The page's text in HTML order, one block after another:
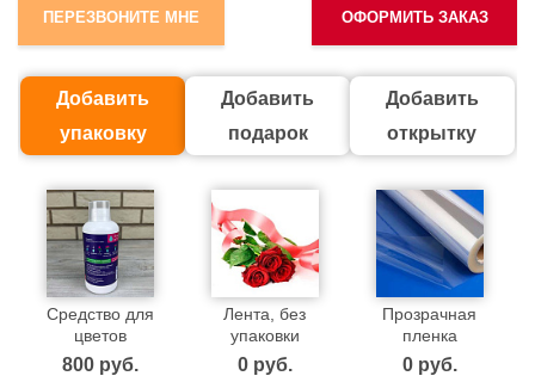
ОФОРМИТЬ ЗАКАЗ
ПЕРЕЗВОНИТЕ МНЕ
Добавить
упаковку
Добавить
подарок
Добавить
открытку
Средство для
цветов
800 pуб.
Лента, без
упаковки
0 pуб.
Прозрачная
пленка
0 pуб.